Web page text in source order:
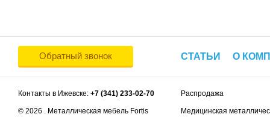
Обратный звонок СТАТЬИ О
Контакты в Ижевске: +7 (341) 233-02-70
© 2026 . Металлическая мебель Fortis
Распродажа
Медицинская